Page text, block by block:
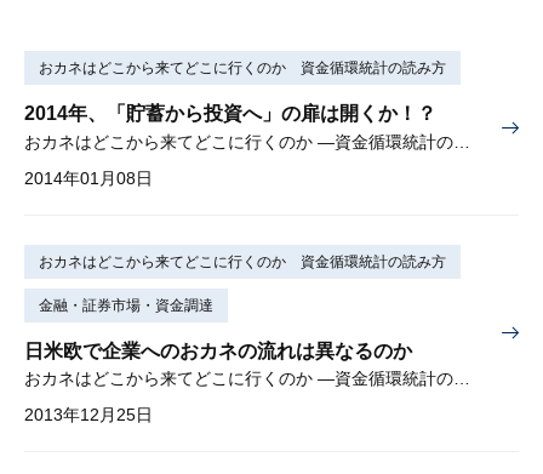
おカネはどこから来てどこに行くのか 資金循環統計の読み方
2014年、「貯蓄から投資へ」の扉は開くか！？
2014年01月08日
おカネはどこから来てどこに行くのか 資金循環統計の読み方
金融・証券市場・資金調達
日米欧で企業へのおカネの流れは異なるのか
おカネはどこから来てどこに行くのか —資金循環統計の読み方— 第11回
2013年12月25日